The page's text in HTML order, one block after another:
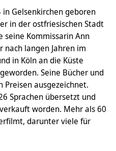
Gelsenkirchen geboren
in der ostfriesischen Stadt
seine Kommissarin Ann
nach langen Jahren im
in Köln an die Küste
Seine Bücher und
ausgezeichnet.
Sprachen übersetzt und
worden. Mehr als 60
darunter viele für